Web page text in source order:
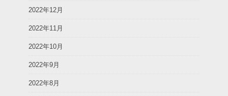
2022年12月
2022年11月
2022年10月
2022年9月
2022年8月